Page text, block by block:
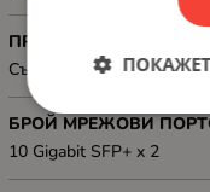
ПРЕДНАЗНАЧЕНИЕ
Сървъри
БРОЙ МРЕЖОВИ
10 Gigabit SFP+ x 2